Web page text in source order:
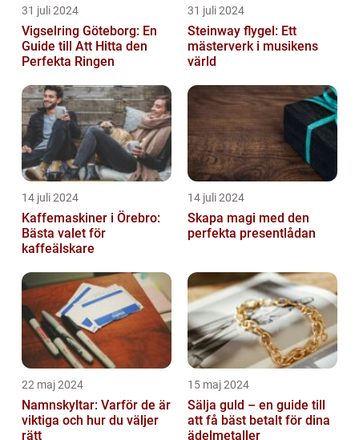
31 juli 2024
Vigselring Göteborg: En
Guide till Att Hitta den
Perfekta Ringen
31 juli 2024
Steinway flygel: Ett
mästerverk i musikens
värld
14 juli 2024
Kaffemaskiner i Örebro:
Bästa valet för
kaffeälskare
14 juli 2024
Skapa magi med den
perfekta presentlådan
22 maj 2024
Namnskyltar: Varför de är
viktiga och hur du väljer
rätt
15 maj 2024
Sälja guld – en guide till
att få bäst betalt för dina
ädelmetaller